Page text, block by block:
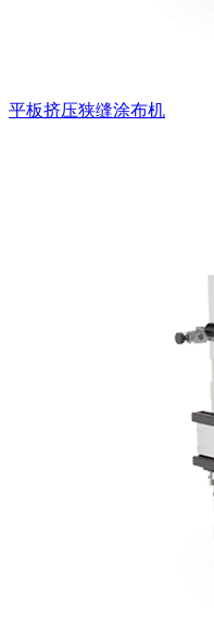
平板挤压狭缝涂布机